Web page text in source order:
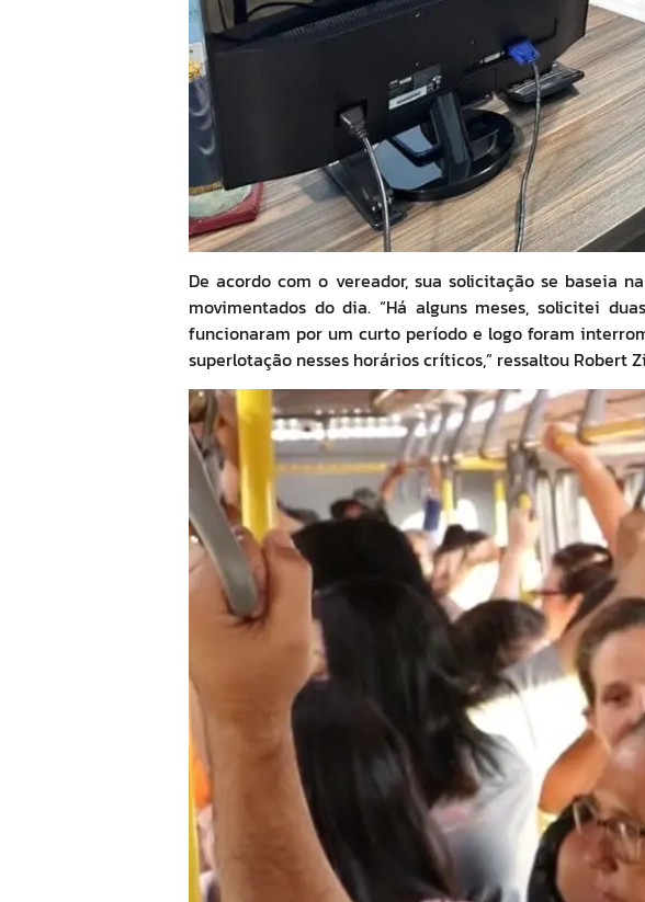
De acordo com o vereador, sua solicitação se baseia
movimentados do dia. “Há alguns meses, solicitei
funcionaram por um curto período e logo foram
superlotação nesses horários críticos,” ressaltou Robert